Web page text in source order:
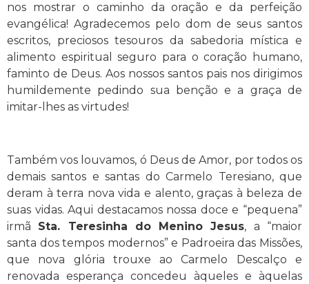
nos mostrar o caminho da oração e da perfeição
evangélica! Agradecemos pelo dom de seus santos
escritos, preciosos tesouros da sabedoria mística e
alimento espiritual seguro para o coração humano,
faminto de Deus. Aos nossos santos pais nos dirigimos
humildemente pedindo sua benção e a graça de
imitar-lhes as virtudes!
Também vos louvamos, ó Deus de Amor, por todos os
demais santos e santas do Carmelo Teresiano, que
deram à terra nova vida e alento, graças à beleza de
suas vidas. Aqui destacamos nossa doce e “pequena”
irmã Sta. Teresinha do Menino Jesus, a “maior
santa dos tempos modernos” e Padroeira das Missões,
que nova glória trouxe ao Carmelo Descalço e
renovada esperança concedeu àqueles e àquelas